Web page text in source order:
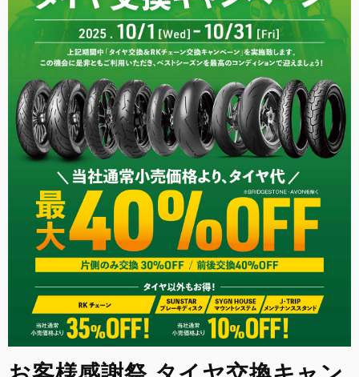
中古車
試乗車
イベント
店舗案内
来店予約
整備予約